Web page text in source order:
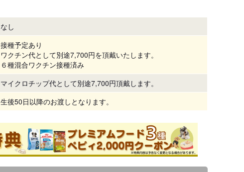
なし
接種予定あり
ワクチン代として別途7,700円を頂戴いたします。
６種混合ワクチン接種済み
マイクロチップ代として別途7,700円頂戴します。
生後50日以降のお渡しとなります。